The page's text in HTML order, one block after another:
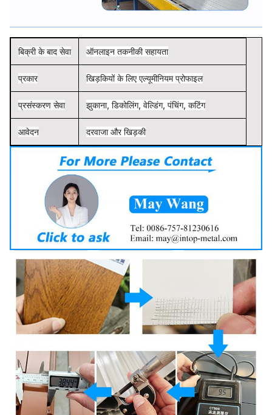
बिक्री के बाद सेवा ऑनलाइन तकनीकी सहायता
प्रकार खिड़कियों के लिए एल्यूमीनियम प्रोफाइल
प्रसंस्करण सेवा झुकाना, डिकोलिंग, वेल्डिंग, पंचिंग, कटिंग
आवेदन दरवाजा और खिड़की
गुआंग्डोंग, चीन